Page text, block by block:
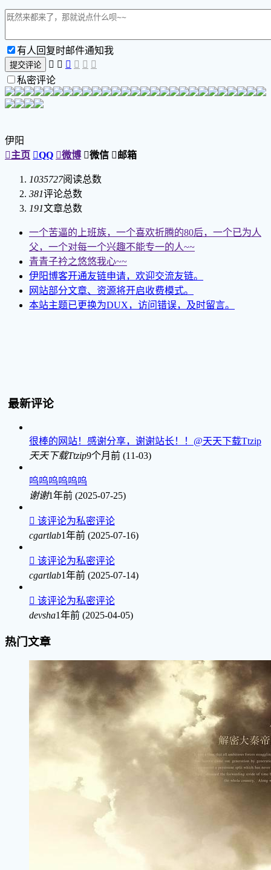
有人回复时邮件通知我
提交评论      
私密评论
伊阳
主页 QQ 微博 微信 邮箱
1035727阅读总数
381评论总数
191文章总数
一个苦逼的上班族，一个喜欢折腾的80后，一个已为人
父，一个对每一个兴趣不能专一的人~~
青青子衿之悠悠我心~~
伊阳博客开通友链申请，欢迎交流友链。
网站部分文章、资源将开启收费模式。
本站主题已更换为DUX，访问错误，及时留言。
最新评论
很棒的网站！感谢分享，谢谢站长！！@天天下载Ttzip
天天下载Ttzip9个月前 (11-03)
呜呜呜呜呜呜
谢谢1年前 (2025-07-25)
 该评论为私密评论
cgartlab1年前 (2025-07-16)
 该评论为私密评论
cgartlab1年前 (2025-07-14)
 该评论为私密评论
devsha1年前 (2025-04-05)
热门文章